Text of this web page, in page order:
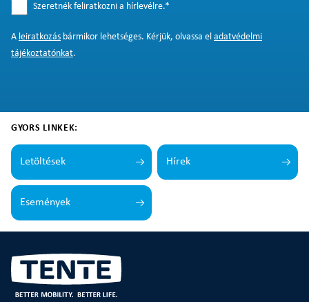
Szeretnék feliratkozni a hírlevélre.*
A leiratkozás bármikor lehetséges. Kérjük, olvassa el adatvédelmi
tájékoztatónkat.
GYORS LINKEK:
Letöltések Hírek
Események